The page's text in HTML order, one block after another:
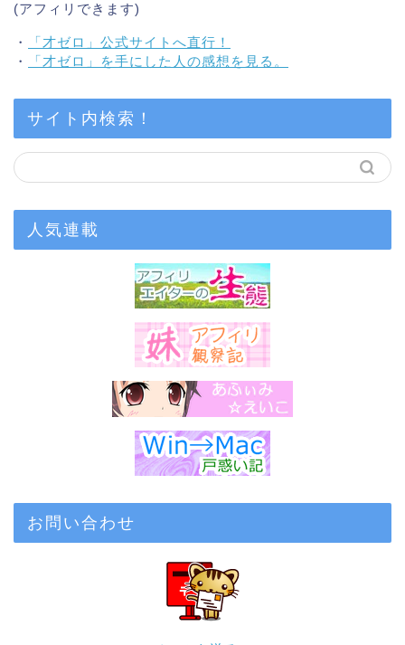
(アフィリできます)
・
「才ゼロ」公式サイトへ直行！
・
「才ゼロ」を手にした人の感想を見る。
サイト内検索！
人気連載
お問い合わせ